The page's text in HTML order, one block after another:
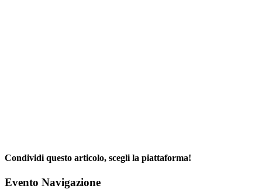
Condividi questo articolo, scegli la piattaforma!
Facebook
X
Reddit
LinkedIn
WhatsApp
Telegram
Tumblr
Pinterest
Email
Evento Navigazione